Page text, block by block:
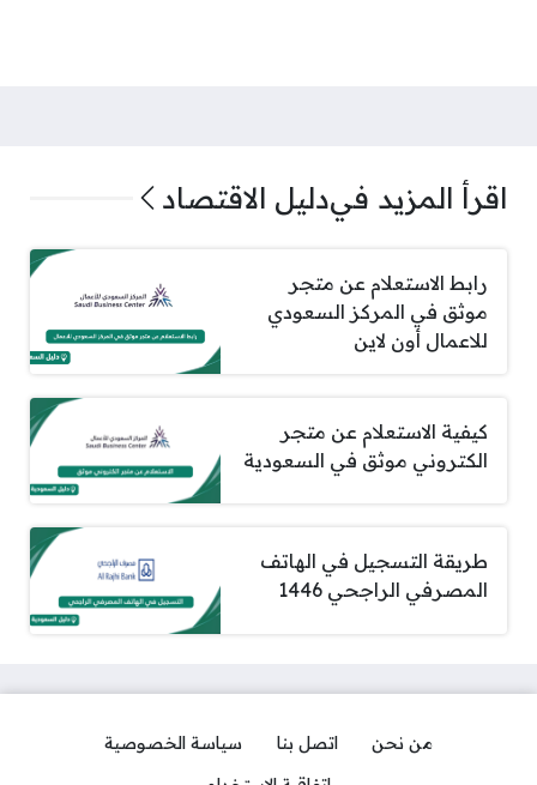
اقرأ المزيد فيدليل الاقتصاد
رابط الاستعلام عن متجر
موثق في المركز السعودي
للاعمال أون لاين
كيفية الاستعلام عن متجر
الكتروني موثق في السعودية
طريقة التسجيل في الهاتف
المصرفي الراجحي 1446
من نحن اتصل بنا
سياسة الخصوصية